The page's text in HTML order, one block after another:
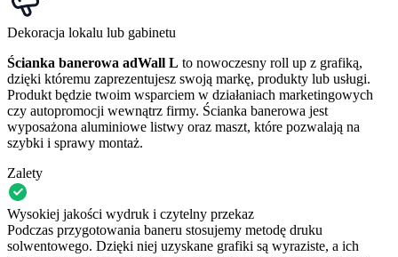
Dekoracja lokalu lub gabinetu
Ścianka banerowa adWall L to nowoczesny roll up z grafiką,
dzięki któremu zaprezentujesz swoją markę, produkty lub usługi.
Produkt będzie twoim wsparciem w działaniach marketingowych
czy autopromocji wewnątrz firmy. Ścianka banerowa jest
wyposażona aluminiowe listwy oraz maszt, które pozwalają na
szybki i sprawy montaż.
Zalety
Wysokiej jakości wydruk i czytelny przekaz
Podczas przygotowania baneru stosujemy metodę druku
solwentowego. Dzięki niej uzyskane grafiki są wyraziste, a ich